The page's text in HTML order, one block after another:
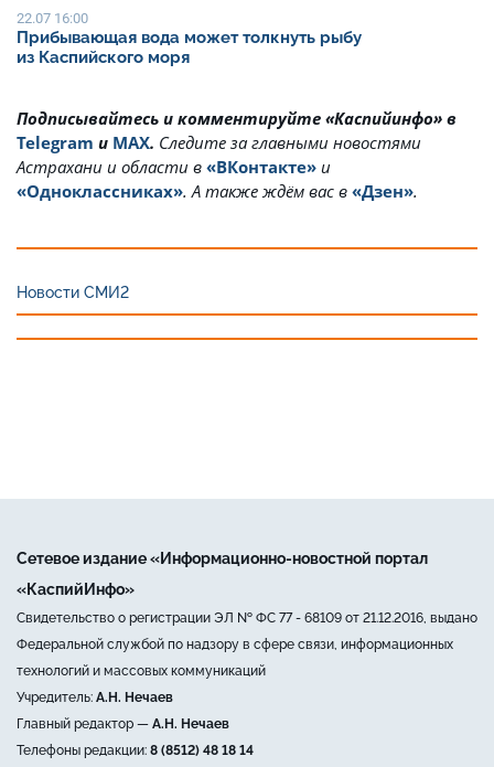
22.07 16:00
Прибывающая вода может толкнуть рыбу
из Каспийского моря
Подписывайтесь и комментируйте «Каспийинфо» в
Telegram и MAX. Cледите за главными новостями
Астрахани и области в «ВКонтакте» и
«Одноклассниках». А также ждём вас в «Дзен».
Новости СМИ2
Сетевое издание «Информационно-новостной портал
«КаспийИнфо»
Свидетельство о регистрации ЭЛ № ФС 77 - 68109 от 21.12.2016, выдано
Федеральной службой по надзору в сфере связи, информационных
технологий и массовых коммуникаций
Учредитель: А.Н. Нечаев
Главный редактор — А.Н. Нечаев
Телефоны редакции: 8 (8512) 48 18 14